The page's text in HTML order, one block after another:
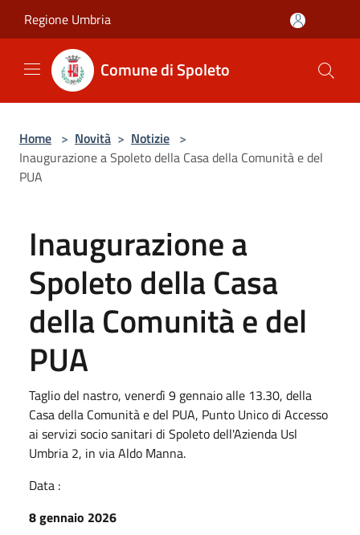
Regione Umbria
Comune di Spoleto
Home > Novità > Notizie >
Inaugurazione a Spoleto della Casa della Comunità e del
PUA
Inaugurazione a
Spoleto della Casa
della Comunità e del
PUA
Taglio del nastro, venerdì 9 gennaio alle 13.30, della
Casa della Comunità e del PUA, Punto Unico di Accesso
ai servizi socio sanitari di Spoleto dell'Azienda Usl
Umbria 2, in via Aldo Manna.
Data :
8 gennaio 2026